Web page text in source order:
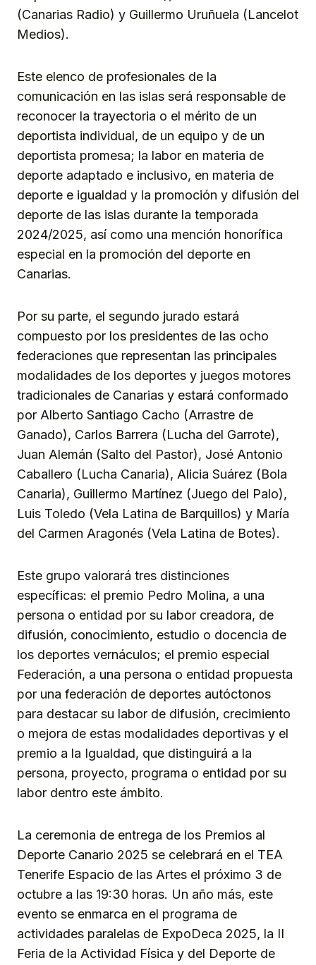
(Canarias Radio) y Guillermo Uruñuela (Lancelot
Medios).
Este elenco de profesionales de la
comunicación en las islas será responsable de
reconocer la trayectoria o el mérito de un
deportista individual, de un equipo y de un
deportista promesa; la labor en materia de
deporte adaptado e inclusivo, en materia de
deporte e igualdad y la promoción y difusión del
deporte de las islas durante la temporada
2024/2025, así como una mención honorífica
especial en la promoción del deporte en
Canarias.
Por su parte, el segundo jurado estará
compuesto por los presidentes de las ocho
federaciones que representan las principales
modalidades de los deportes y juegos motores
tradicionales de Canarias y estará conformado
por Alberto Santiago Cacho (Arrastre de
Ganado), Carlos Barrera (Lucha del Garrote),
Juan Alemán (Salto del Pastor), José Antonio
Caballero (Lucha Canaria), Alicia Suárez (Bola
Canaria), Guillermo Martínez (Juego del Palo),
Luis Toledo (Vela Latina de Barquillos) y María
del Carmen Aragonés (Vela Latina de Botes).
Este grupo valorará tres distinciones
específicas: el premio Pedro Molina, a una
persona o entidad por su labor creadora, de
difusión, conocimiento, estudio o docencia de
los deportes vernáculos; el premio especial
Federación, a una persona o entidad propuesta
por una federación de deportes autóctonos
para destacar su labor de difusión, crecimiento
o mejora de estas modalidades deportivas y el
premio a la Igualdad, que distinguirá a la
persona, proyecto, programa o entidad por su
labor dentro este ámbito.
La ceremonia de entrega de los Premios al
Deporte Canario 2025 se celebrará en el TEA
Tenerife Espacio de las Artes el próximo 3 de
octubre a las 19:30 horas. Un año más, este
evento se enmarca en el programa de
actividades paralelas de ExpoDeca 2025, la II
Feria de la Actividad Física y del Deporte de